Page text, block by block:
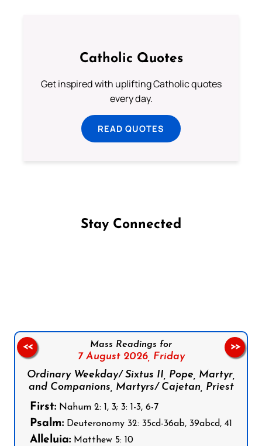
Catholic Quotes
Get inspired with uplifting Catholic quotes
every day.
READ QUOTES
Stay Connected
Mass Readings for
7 August 2026, Friday
Ordinary Weekday/ Sixtus II, Pope, Martyr,
and Companions, Martyrs/ Cajetan, Priest
First: Nahum 2: 1, 3; 3: 1-3, 6-7
Psalm: Deuteronomy 32: 35cd-36ab, 39abcd, 41
Alleluia: Matthew 5: 10
<< >>